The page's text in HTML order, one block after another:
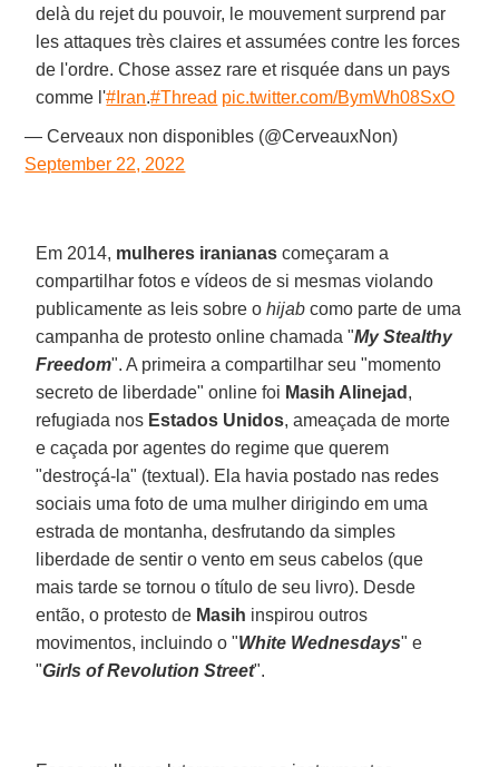
delà du rejet du pouvoir, le mouvement surprend par
les attaques très claires et assumées contre les forces
de l'ordre. Chose assez rare et risquée dans un pays
comme l'#Iran.#Thread pic.twitter.com/BymWh08SxO
— Cerveaux non disponibles (@CerveauxNon)
September 22, 2022
Em 2014, mulheres iranianas começaram a
compartilhar fotos e vídeos de si mesmas violando
publicamente as leis sobre ohijab como parte de uma
campanha de protesto online chamada "My Stealthy
Freedom". A primeira a compartilhar seu "momento
secreto de liberdade" online foi Masih Alinejad ,
refugiada nos Estados Unidos, ameaçada de morte
e caçada por agentes do regime que querem
"destroçá-la" (textual). Ela havia postado nas redes
sociais uma foto de uma mulher dirigindo em uma
estrada de montanha, desfrutando da simples
liberdade de sentir o vento em seus cabelos (que
mais tarde se tornou o título de seu livro). Desde
então, o protesto de Masih inspirou outros
movimentos, incluindo o "White Wednesdays" e
"Girls of Revolution Street".